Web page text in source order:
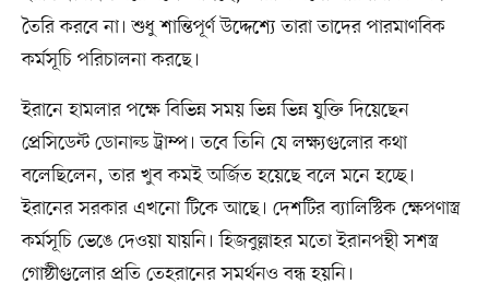
তৈরি করবে না। শুধু শান্তিপূর্ণ উদ্দেশ্যে তারা তাদের পারমাণবিক
কর্মসূচি পরিচালনা করছে।
ইরানে হামলার পক্ষে বিভিন্ন সময় ভিন্ন ভিন্ন যুক্তি দিয়েছেন
প্রেসিডেন্ট ডোনাল্ড ট্রাম্প। তবে তিনি যে লক্ষ্যগুলোর কথা
বলেছিলেন, তার খুব কমই অর্জিত হয়েছে বলে মনে হচ্ছে।
ইরানের সরকার এখনো টিকে আছে। দেশটির ব্যালিস্টিক ক্ষেপণাস্ত্র
কর্মসূচি ভেঙে দেওয়া যায়নি। হিজবুল্লাহর মতো ইরানপন্থী সশস্ত্র
গোষ্ঠীগুলোর প্রতি তেহরানের সমর্থনও বন্ধ হয়নি।